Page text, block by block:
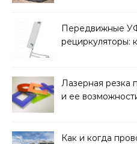
и советы по
Передвижные
рециркуляторы:
Лазерная резка
и ее
Как и когда